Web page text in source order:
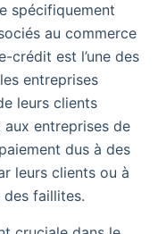
spécifiquement
au commerce
crédit est l’une des
entreprises
leurs clients
entreprises de
dus à des
leurs clients ou à
des faillites.